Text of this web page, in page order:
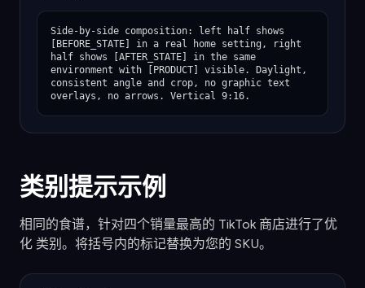
Side-by-side composition: left half shows
[BEFORE_STATE] in a real home setting, right
half shows [AFTER_STATE] in the same
environment with [PRODUCT] visible. Daylight,
consistent angle and crop, no graphic text
overlays, no arrows. Vertical 9:16.
类别提示示例
相同的食谱，针对四个销量最高的 TikTok 商店进行了优
化 类别。将括号内的标记替换为您的 SKU。